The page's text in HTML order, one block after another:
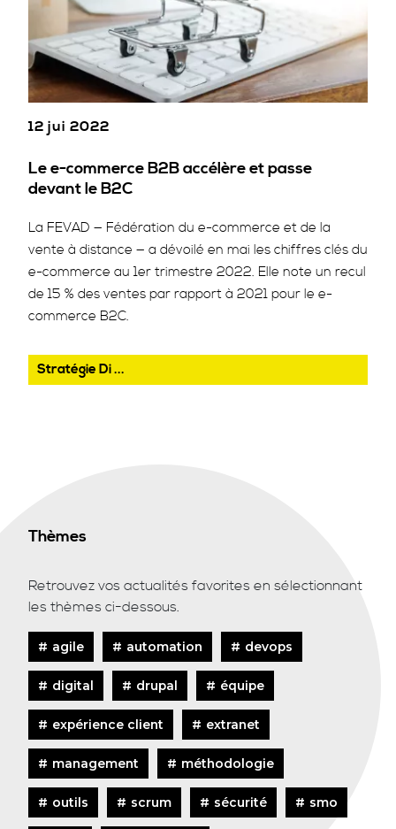
12 jui 2022
Le e-commerce B2B accélère et passe
devant le B2C
La FEVAD — Fédération du e-commerce et de la
vente à distance — a dévoilé en mai les chiffres clés du
e-commerce au 1er trimestre 2022. Elle note un recul
de 15 % des ventes par rapport à 2021 pour le e-
commerce B2C.
Stratégie Di ...
Thèmes
Retrouvez vos actualités favorites en sélectionnant
les thèmes ci-dessous.
agile automation devops
digital drupal équipe
expérience client extranet
management méthodologie
outils scrum sécurité smo